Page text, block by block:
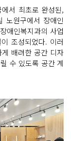
서 최초로 완성된,
노원구에서 장애인
애인복지과의 사업
조성되었다. 이러
배려한 공간 디자
수 있도록 공간 계